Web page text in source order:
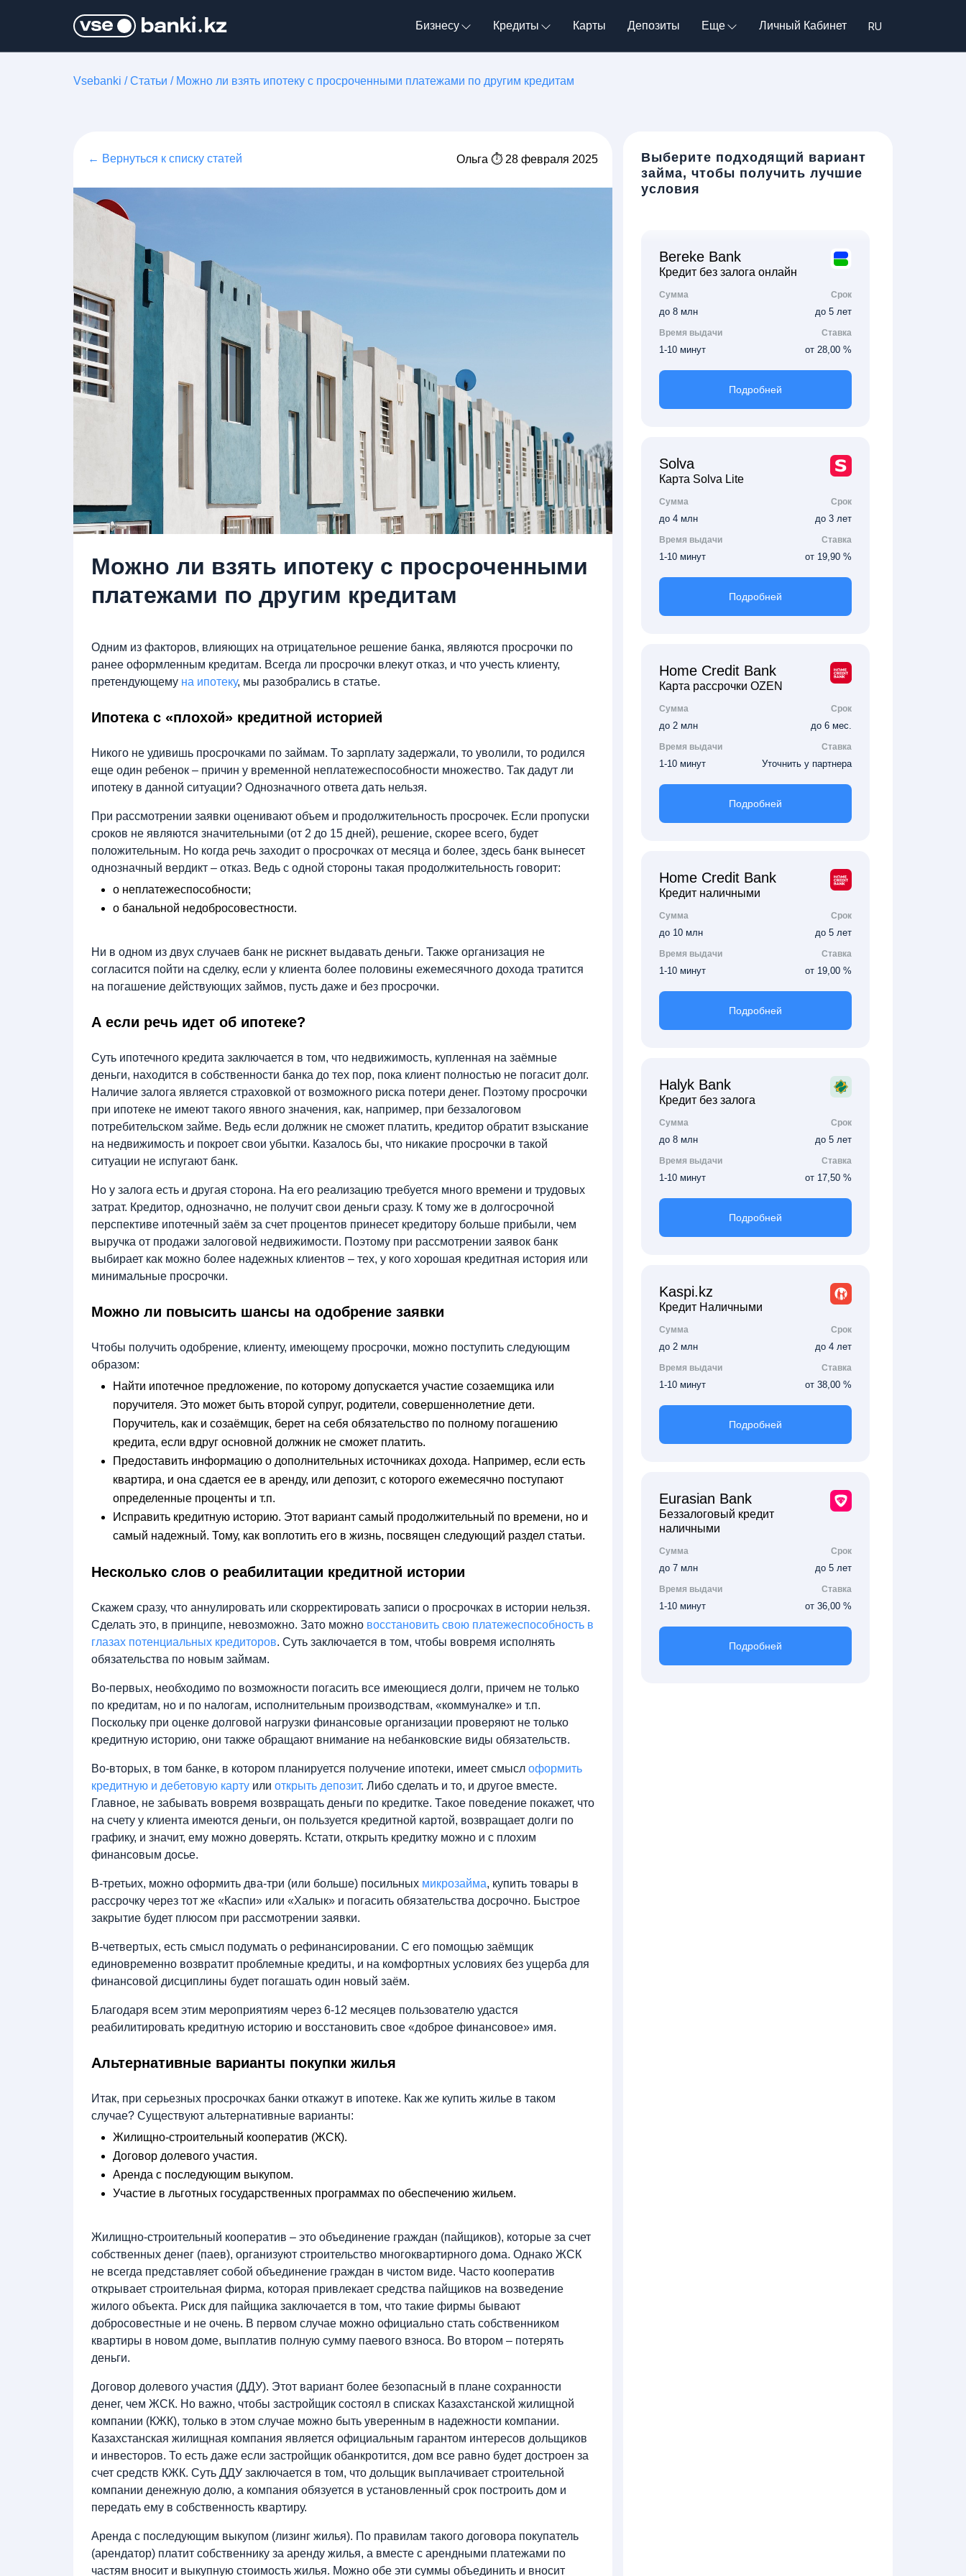
Бизнесу Кредиты Карты Депозиты Еще Личный Кабинет
Vsebanki /Статьи / Можно ли взять ипотеку с просроченными платежами по другим кредитам
← Вернуться к списку статей Ольга ⏱ 28 февраля 2025
Можно ли взять ипотеку с просроченными
платежами по другим кредитам
Одним из факторов, влияющих на отрицательное решение банка, являются просрочки по
ранее оформленным кредитам. Всегда ли просрочки влекут отказ, и что учесть клиенту,
претендующему на ипотеку, мы разобрались в статье.
Ипотека с «плохой» кредитной историей
Никого не удивишь просрочками по займам. То зарплату задержали, то уволили, то родился
еще один ребенок – причин у временной неплатежеспособности множество. Так дадут ли
ипотеку в данной ситуации? Однозначного ответа дать нельзя.
При рассмотрении заявки оценивают объем и продолжительность просрочек. Если пропуски
сроков не являются значительными (от 2 до 15 дней), решение, скорее всего, будет
положительным. Но когда речь заходит о просрочках от месяца и более, здесь банк вынесет
однозначный вердикт – отказ. Ведь с одной стороны такая продолжительность говорит:
о неплатежеспособности;
о банальной недобросовестности.
Ни в одном из двух случаев банк не рискнет выдавать деньги. Также организация не
согласится пойти на сделку, если у клиента более половины ежемесячного дохода тратится
на погашение действующих займов, пусть даже и без просрочки.
А если речь идет об ипотеке?
Суть ипотечного кредита заключается в том, что недвижимость, купленная на заёмные
деньги, находится в собственности банка до тех пор, пока клиент полностью не погасит долг.
Наличие залога является страховкой от возможного риска потери денег. Поэтому просрочки
при ипотеке не имеют такого явного значения, как, например, при беззалоговом
потребительском займе. Ведь если должник не сможет платить, кредитор обратит взыскание
на недвижимость и покроет свои убытки. Казалось бы, что никакие просрочки в такой
ситуации не испугают банк.
Но у залога есть и другая сторона. На его реализацию требуется много времени и трудовых
затрат. Кредитор, однозначно, не получит свои деньги сразу. К тому же в долгосрочной
перспективе ипотечный заём за счет процентов принесет кредитору больше прибыли, чем
выручка от продажи залоговой недвижимости. Поэтому при рассмотрении заявок банк
выбирает как можно более надежных клиентов – тех, у кого хорошая кредитная история или
минимальные просрочки.
Можно ли повысить шансы на одобрение заявки
Чтобы получить одобрение, клиенту, имеющему просрочки, можно поступить следующим
образом:
Найти ипотечное предложение, по которому допускается участие созаемщика или
поручителя. Это может быть второй супруг, родители, совершеннолетние дети.
Поручитель, как и созаёмщик, берет на себя обязательство по полному погашению
кредита, если вдруг основной должник не сможет платить.
Предоставить информацию о дополнительных источниках дохода. Например, если есть
квартира, и она сдается ее в аренду, или депозит, с которого ежемесячно поступают
определенные проценты и т.п.
Исправить кредитную историю. Этот вариант самый продолжительный по времени, но и
самый надежный. Тому, как воплотить его в жизнь, посвящен следующий раздел статьи.
Несколько слов о реабилитации кредитной истории
Скажем сразу, что аннулировать или скорректировать записи о просрочках в истории нельзя.
Сделать это, в принципе, невозможно. Зато можно восстановить свою платежеспособность в
глазах потенциальных кредиторов. Суть заключается в том, чтобы вовремя исполнять
обязательства по новым займам.
Во-первых, необходимо по возможности погасить все имеющиеся долги, причем не только
по кредитам, но и по налогам, исполнительным производствам, «коммуналке» и т.п.
Поскольку при оценке долговой нагрузки финансовые организации проверяют не только
кредитную историю, они также обращают внимание на небанковские виды обязательств.
Во-вторых, в том банке, в котором планируется получение ипотеки, имеет смысл оформить
кредитную и дебетовую карту или открыть депозит. Либо сделать и то, и другое вместе.
Главное, не забывать вовремя возвращать деньги по кредитке. Такое поведение покажет, что
на счету у клиента имеются деньги, он пользуется кредитной картой, возвращает долги по
графику, и значит, ему можно доверять. Кстати, открыть кредитку можно и с плохим
финансовым досье.
В-третьих, можно оформить два-три (или больше) посильных микрозайма, купить товары в
рассрочку через тот же «Каспи» или «Халык» и погасить обязательства досрочно. Быстрое
закрытие будет плюсом при рассмотрении заявки.
В-четвертых, есть смысл подумать о рефинансировании. С его помощью заёмщик
единовременно возвратит проблемные кредиты, и на комфортных условиях без ущерба для
финансовой дисциплины будет погашать один новый заём.
Благодаря всем этим мероприятиям через 6-12 месяцев пользователю удастся
реабилитировать кредитную историю и восстановить свое «доброе финансовое» имя.
Альтернативные варианты покупки жилья
Итак, при серьезных просрочках банки откажут в ипотеке. Как же купить жилье в таком
случае? Существуют альтернативные варианты:
Жилищно-строительный кооператив (ЖСК).
Договор долевого участия.
Аренда с последующим выкупом.
Участие в льготных государственных программах по обеспечению жильем.
Жилищно-строительный кооператив – это объединение граждан (пайщиков), которые за счет
собственных денег (паев), организуют строительство многоквартирного дома. Однако ЖСК
не всегда представляет собой объединение граждан в чистом виде. Часто кооператив
открывает строительная фирма, которая привлекает средства пайщиков на возведение
жилого объекта. Риск для пайщика заключается в том, что такие фирмы бывают
добросовестные и не очень. В первом случае можно официально стать собственником
квартиры в новом доме, выплатив полную сумму паевого взноса. Во втором – потерять
деньги.
Договор долевого участия (ДДУ). Этот вариант более безопасный в плане сохранности
денег, чем ЖСК. Но важно, чтобы застройщик состоял в списках Казахстанской жилищной
компании (КЖК), только в этом случае можно быть уверенным в надежности компании.
Казахстанская жилищная компания является официальным гарантом интересов дольщиков
и инвесторов. То есть даже если застройщик обанкротится, дом все равно будет достроен за
счет средств КЖК. Суть ДДУ заключается в том, что дольщик выплачивает строительной
компании денежную долю, а компания обязуется в установленный срок построить дом и
передать ему в собственность квартиру.
Аренда с последующим выкупом (лизинг жилья). По правилам такого договора покупатель
(арендатор) платит собственнику за аренду жилья, а вместе с арендными платежами по
частям вносит и выкупную стоимость жилья. Можно обе эти суммы объединить и вносит
Выберите подходящий вариант
займа, чтобы получить лучшие
условия
Bereke Bank
Кредит без залога онлайн
Сумма Срок
до 8 млн до 5 лет
Время выдачи Ставка
1-10 минут от 28,00 %
Подробней
Solva
Карта Solva Lite
Сумма Срок
до 4 млн до 3 лет
Время выдачи Ставка
1-10 минут от 19,90 %
Подробней
Home Credit Bank
Карта рассрочки OZEN
Сумма Срок
до 2 млн до 6 мес.
Время выдачи Ставка
1-10 минут Уточнить у партнера
Подробней
Home Credit Bank
Кредит наличными
Сумма Срок
до 10 млн до 5 лет
Время выдачи Ставка
1-10 минут от 19,00 %
Подробней
Halyk Bank
Кредит без залога
Сумма Срок
до 8 млн до 5 лет
Время выдачи Ставка
1-10 минут от 17,50 %
Подробней
Kaspi.kz
Кредит Наличными
Сумма Срок
до 2 млн до 4 лет
Время выдачи Ставка
1-10 минут от 38,00 %
Подробней
Eurasian Bank
Беззалоговый кредит
наличными
Сумма Срок
до 7 млн до 5 лет
Время выдачи Ставка
1-10 минут от 36,00 %
Подробней